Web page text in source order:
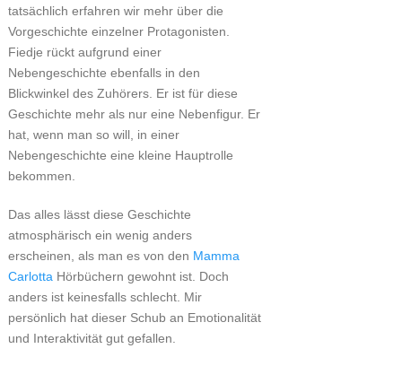
tatsächlich erfahren wir mehr über die
Vorgeschichte einzelner Protagonisten.
Fiedje rückt aufgrund einer
Nebengeschichte ebenfalls in den
Blickwinkel des Zuhörers. Er ist für diese
Geschichte mehr als nur eine Nebenfigur. Er
hat, wenn man so will, in einer
Nebengeschichte eine kleine Hauptrolle
bekommen.
Das alles lässt diese Geschichte
atmosphärisch ein wenig anders
erscheinen, als man es von den Mamma
Carlotta Hörbüchern gewohnt ist. Doch
anders ist keinesfalls schlecht. Mir
persönlich hat dieser Schub an Emotionalität
und Interaktivität gut gefallen.